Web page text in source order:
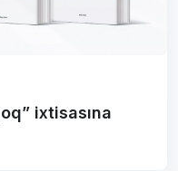
ixtisasına